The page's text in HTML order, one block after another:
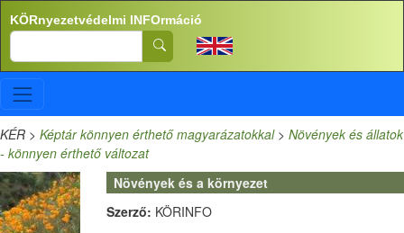
Ugrás a tartalomra
KÖRnyezetvédelmi INFOrmáció
Search
KÉR > Képtár könnyen érthető magyarázatokkal> Növények és állatok
- könnyen érthető változat
Növények és a környezet
Szerző: KÖRINFO